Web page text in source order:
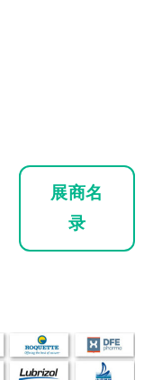
展商名
录